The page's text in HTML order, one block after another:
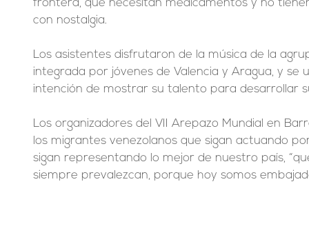
frontera, que necesitan medicamentos y no
con nostalgia.
Los asistentes disfrutaron de la música de la
integrada por jóvenes de Valencia y Aragua, y se
intención de mostrar su talento para desarrollar
Los organizadores del VII Arepazo Mundial en
los migrantes venezolanos que sigan actuando
sigan representando lo mejor de nuestro país,
siempre prevalezcan, porque hoy somos